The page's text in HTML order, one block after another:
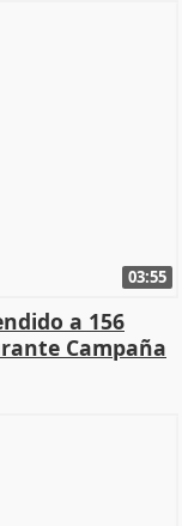
03:55
a 156
Campaña